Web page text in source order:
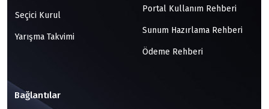
Seçici Kurul
Yarışma Takvimi
Portal Kullanım Rehberi
Sunum Hazırlama Rehberi
Ödeme Rehberi
Bağlantılar